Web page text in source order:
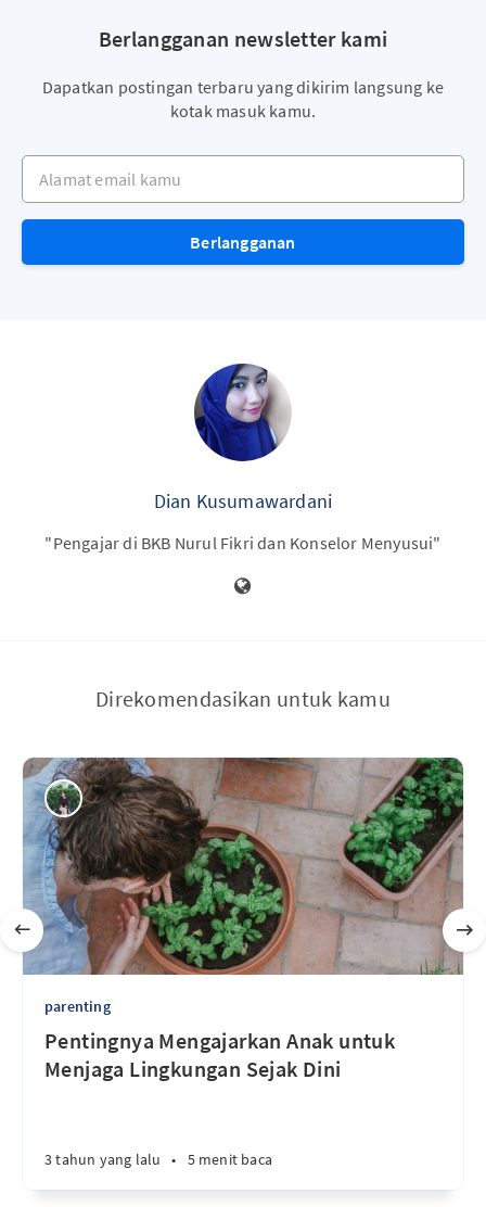
Berlangganan newsletter kami
Dapatkan postingan terbaru yang dikirim langsung ke
kotak masuk kamu.
Alamat email kamu
Berlangganan
Dian Kusumawardani
"Pengajar di BKB Nurul Fikri dan Konselor Menyusui"
Direkomendasikan untuk kamu
parenting
Pentingnya Mengajarkan Anak untuk
Menjaga Lingkungan Sejak Dini
3 tahun yang lalu • 5 menit baca